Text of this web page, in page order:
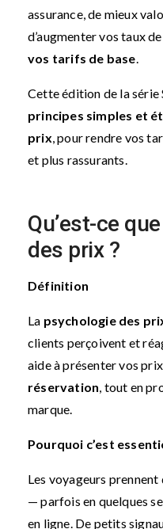
assurance, de mieux
d’augmenter vos taux
vos tarifs de base.
Cette édition de la
principes simples et
prix, pour rendre vos
et plus rassurants.
Qu’est-ce
des prix ?
Définition
La psychologie des
clients perçoivent et
aide à présenter vos
réservation, tout en
marque.
Pourquoi c’est
Les voyageurs
— parfois en quelques
en ligne. De petits